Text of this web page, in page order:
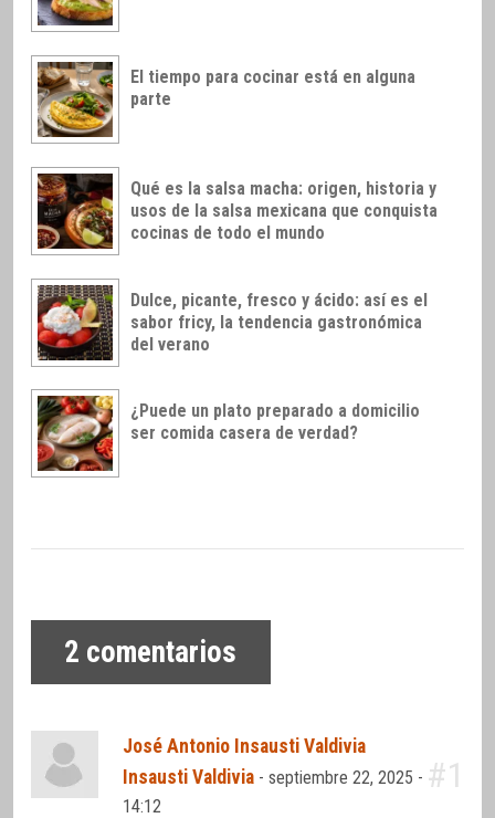
El tiempo para cocinar está en alguna
parte
Qué es la salsa macha: origen, historia y
usos de la salsa mexicana que conquista
cocinas de todo el mundo
Dulce, picante, fresco y ácido: así es el
sabor fricy, la tendencia gastronómica
del verano
¿Puede un plato preparado a domicilio
ser comida casera de verdad?
2 comentarios
José Antonio Insausti Valdivia
Insausti Valdivia -septiembre 22, 2025 -
14:12
#1